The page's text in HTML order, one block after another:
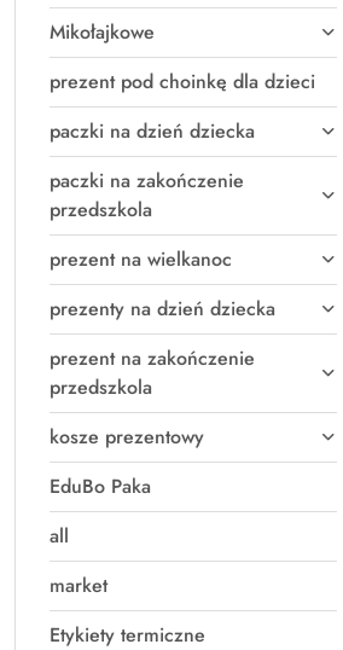
Mikołajkowe
prezent pod choinkę dla dzieci
paczki na dzień dziecka
paczki na zakończenie
przedszkola
prezent na wielkanoc
prezenty na dzień dziecka
prezent na zakończenie
przedszkola
kosze prezentowy
EduBo Paka
all
market
Etykiety termiczne